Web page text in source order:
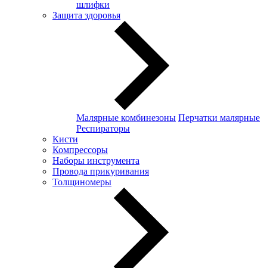
шлифки
Защита здоровья
Малярные комбинезоны Перчатки малярные
Респираторы
Кисти
Компрессоры
Наборы инструмента
Провода прикуривания
Толщиномеры